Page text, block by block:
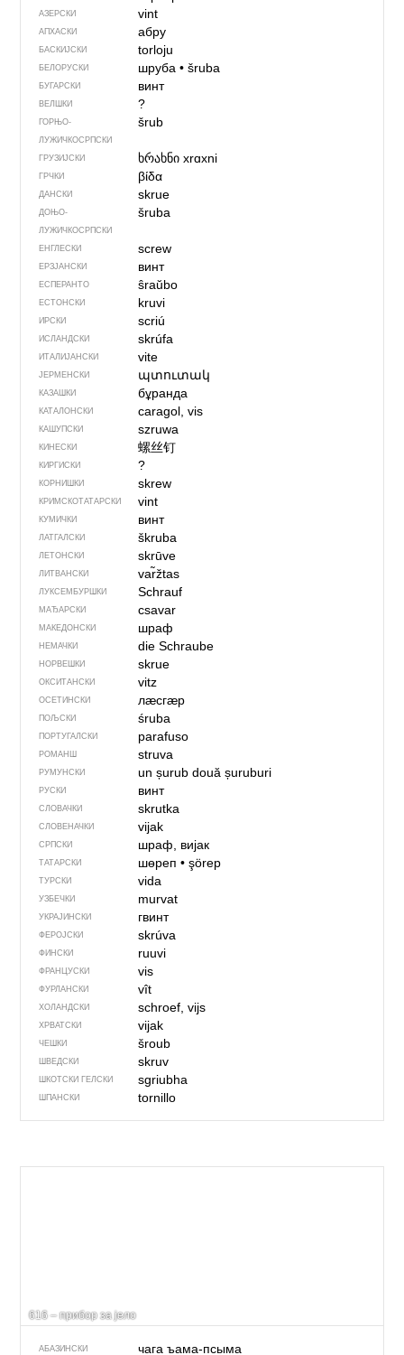
АЗЕРСКИ vint
АПХАСКИ абру
БАСКИЈСКИ torloju
БЕЛОРУСКИ шруба• šruba
БУГАРСКИ винт
ВЕЛШКИ ?
ГОРЊО­
ЛУЖИЧКОСРПСКИ
šrub
ГРУЗИЈСКИ ხრახნიxrɑxni
ГРЧКИ βίδα
ДАНСКИ skrue
ДОЊО­
ЛУЖИЧКОСРПСКИ
šruba
ЕНГЛЕСКИ screw
ЕРЗЈАНСКИ винт
ЕСПЕРАНТО ŝraŭbo
ЕСТОНСКИ kruvi
ИРСКИ scriú
ИСЛАНДСКИ skrúfa
ИТАЛИЈАНСКИ vite
ЈЕРМЕНСКИ պտուտակ
КАЗАШКИ бұранда
КАТАЛОНСКИ caragol, vis
КАШУПСКИ szruwa
КИНЕСКИ 螺丝钉
КИРГИСКИ ?
КОРНИШКИ skrew
КРИМСКОТАТАРСКИ vint
КУМИЧКИ винт
ЛАТГАЛСКИ škruba
ЛЕТОНСКИ skrūve
ЛИТВАНСКИ var̃žtas
ЛУКСЕМБУРШКИ Schrauf
МАЂАРСКИ csavar
МАКЕДОНСКИ шраф
НЕМАЧКИ die Schraube
НОРВЕШКИ skrue
ОКСИТАНСКИ vitz
ОСЕТИНСКИ лӕсгӕр
ПОЉСКИ śruba
ПОРТУГАЛСКИ parafuso
РОМАНШ struva
РУМУНСКИ un șurubdouă șuruburi
РУСКИ винт
СЛОВАЧКИ skrutka
СЛОВЕНАЧКИ vijak
СРПСКИ шраф, вијак
ТАТАРСКИ шөреп• şörep
ТУРСКИ vida
УЗБЕЧКИ murvat
УКРАЈИНСКИ гвинт
ФЕРОЈСКИ skrúva
ФИНСКИ ruuvi
ФРАНЦУСКИ vis
ФУРЛАНСКИ vît
ХОЛАНДСКИ schroef, vijs
ХРВАТСКИ vijak
ЧЕШКИ šroub
ШВЕДСКИ skruv
ШКОТСКИ ГЕЛСКИ sgriubha
ШПАНСКИ tornillo
616 – прибор за јело
АБАЗИНСКИ чага ъама-псыма